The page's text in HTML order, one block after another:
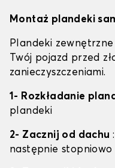
Montaż plandeki
Plandeki
Twój pojazd przed
zanieczyszczeniami.
1- Rozkładanie
plandeki
2- Zacznij od dachu
następnie stopniowo